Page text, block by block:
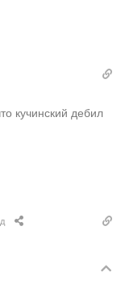
кучинский дебил